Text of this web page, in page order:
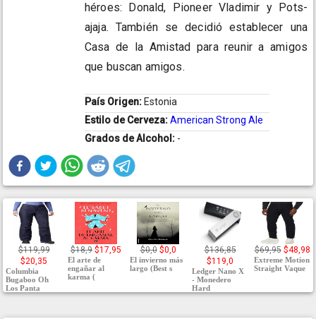
héroes: Donald, Pioneer Vladimir y Pots-
ajaja. También se decidió establecer una
Casa de la Amistad para reunir a amigos
que buscan amigos.
País Origen: Estonia
Estilo de Cerveza:American Strong Ale
Grados de Alcohol: -
$119,99
$20,35
Columbia
Bugaboo Oh
Los Panta
$18,9 $17,95
El arte de
engañar al
karma (
$0,0 $0,0
El invierno más
largo (Best s
$136,85
$119,0
Ledger Nano X
- Monedero
Hard
$69,95 $48,98
Extreme Motion
Straight Vaque